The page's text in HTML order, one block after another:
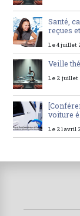
Santé,
reçues
Le 4 juillet
Veille
Le 2 juillet
voiture
Le 21 avril